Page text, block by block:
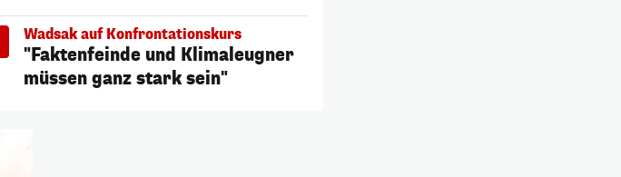
Wadsak auf Konfrontationskurs
"Faktenfeinde und Klimaleugner
müssen ganz stark sein"